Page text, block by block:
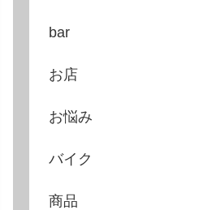
bar
お店
お悩み
バイク
商品